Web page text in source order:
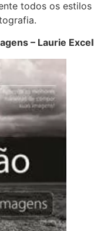
todos os estilos
– Laurie